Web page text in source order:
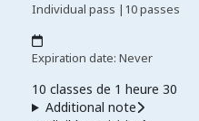
Individual pass | 10 passes
Expiration date: Never
10 classes de 1 heure 30
Additional note